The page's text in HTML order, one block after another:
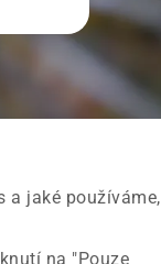
a jaké používáme,
na "Pouze